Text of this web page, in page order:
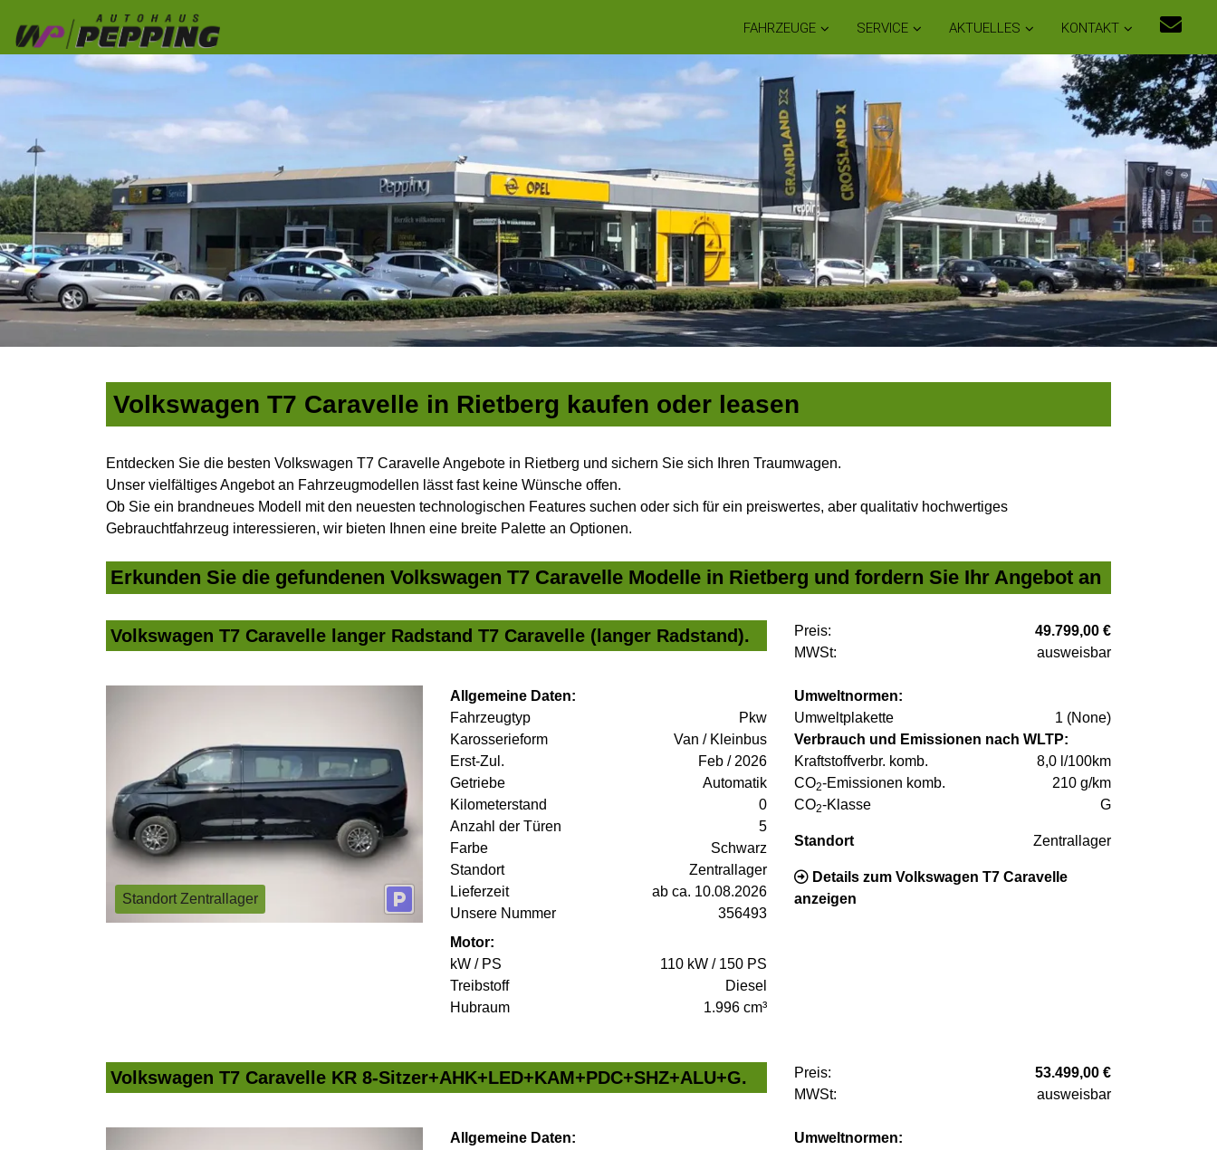
FAHRZEUGE SERVICE AKTUELLES KONTAKT
Volkswagen T7 Caravelle in Rietberg kaufen oder leasen
Entdecken Sie die besten Volkswagen T7 Caravelle Angebote in Rietberg und sichern Sie sich Ihren Traumwagen.
Unser vielfältiges Angebot an Fahrzeugmodellen lässt fast keine Wünsche offen.
Ob Sie ein brandneues Modell mit den neuesten technologischen Features suchen oder sich für ein preiswertes, aber qualitativ hochwertiges
Gebrauchtfahrzeug interessieren, wir bieten Ihnen eine breite Palette an Optionen.
Erkunden Sie die gefundenen Volkswagen T7 Caravelle Modelle in Rietberg und fordern Sie Ihr Angebot an
Volkswagen T7 Caravelle langer Radstand T7 Caravelle (langer Radstand). Preis:
49.799,00 €
MWSt:
ausweisbar
Standort Zentrallager
Allgemeine Daten:
Fahrzeugtyp
Pkw
Karosserieform
Van / Kleinbus
Erst-Zul.
Feb / 2026
Getriebe
Automatik
Kilometerstand
0
Anzahl der Türen
5
Farbe
Schwarz
Standort
Zentrallager
Lieferzeit
ab ca. 10.08.2026
Unsere Nummer
356493
Motor:
kW / PS
110 kW / 150 PS
Treibstoff
Diesel
Hubraum
1.996 cm³
Umweltnormen:
Umweltplakette
1 (None)
Verbrauch und Emissionen nach WLTP:
Kraftstoffverbr. komb.
8,0 l/100km
CO2-Emissionen komb.
210 g/km
CO2-Klasse G
Standort Zentrallager
Details zum Volkswagen T7 Caravelle
anzeigen
Volkswagen T7 Caravelle KR 8-Sitzer+AHK+LED+KAM+PDC+SHZ+ALU+G. Preis:
53.499,00 €
MWSt:
ausweisbar
Allgemeine Daten:
Umweltnormen: